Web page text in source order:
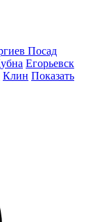
Посад
Егорьевск
Клин Показать